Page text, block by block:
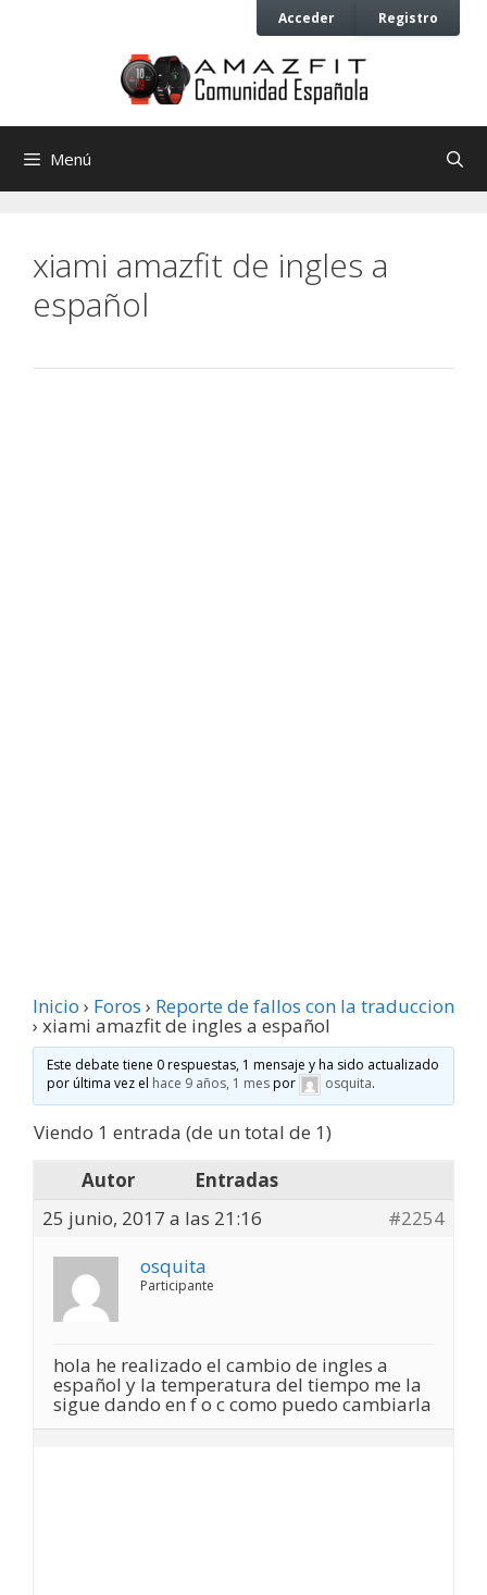
Acceder Registro
Menú
xiami amazfit de ingles a
español
Inicio › Foros › Reporte de fallos con la traduccion
› xiami amazfit de ingles a español
Este debate tiene 0 respuestas, 1 mensaje y ha sido actualizado
por última vez el hace 9 años, 1 mespor osquita.
Viendo 1 entrada (de un total de 1)
Autor
Entradas
25 junio, 2017 a las 21:16
#2254
osquita
Participante
hola he realizado el cambio de ingles a
español y la temperatura del tiempo me la
sigue dando en f o c como puedo cambiarla